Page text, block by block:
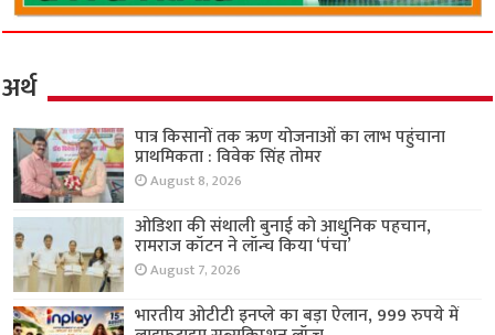
अर्थ
पात्र किसानों तक ऋण योजनाओं का लाभ पहुंचाना
प्राथमिकता : विवेक सिंह तोमर
August 8, 2026
ओडिशा की संथाली बुनाई को आधुनिक पहचान,
रामराज कॉटन ने लॉन्च किया ‘पंचा’
August 7, 2026
भारतीय ओटीटी इनप्ले का बड़ा ऐलान, 999 रुपये में